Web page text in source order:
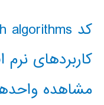
کد classical AI search algorithms
کاربردهای نرم
مشاهده